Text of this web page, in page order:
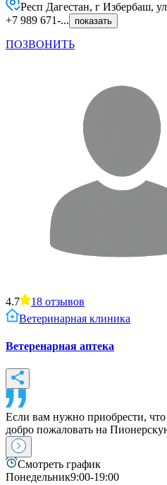
Респ Дагестан, г Избербаш,
+7 989 671-...
показать
ПОЗВОНИТЬ
4.7 18 отзывов
Ветеринарная клиника
Ветеренарная аптека
Если вам нужно приобрести,
добро пожаловать на
Смотреть график
Понедельник9:00-19:00